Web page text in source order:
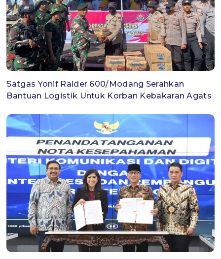
Satgas Yonif Raider 600/Modang Serahkan
Bantuan Logistik Untuk Korban Kebakaran Agats